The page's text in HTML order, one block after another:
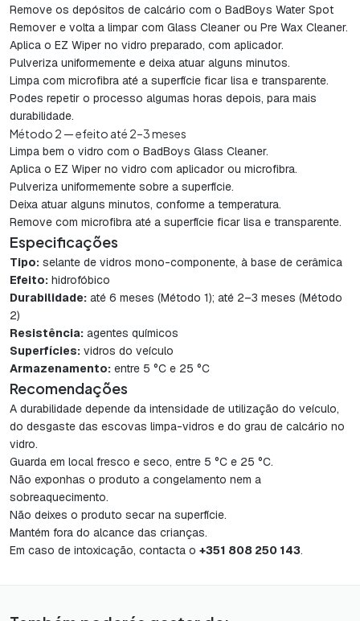
Remove os depósitos de calcário com o BadBoys Water Spot
Remover e volta a limpar com Glass Cleaner ou Pre Wax Cleaner.
Aplica o EZ Wiper no vidro preparado, com aplicador.
Pulveriza uniformemente e deixa atuar alguns minutos.
Limpa com microfibra até a superfície ficar lisa e transparente.
Podes repetir o processo algumas horas depois, para mais
durabilidade.
Método 2 — efeito até 2–3 meses
Limpa bem o vidro com o BadBoys Glass Cleaner.
Aplica o EZ Wiper no vidro com aplicador ou microfibra.
Pulveriza uniformemente sobre a superfície.
Deixa atuar alguns minutos, conforme a temperatura.
Remove com microfibra até a superfície ficar lisa e transparente.
Especificações
Tipo: selante de vidros mono-componente, à base de cerâmica
Efeito: hidrofóbico
Durabilidade: até 6 meses (Método 1); até 2–3 meses (Método
2)
Resistência: agentes químicos
Superfícies: vidros do veículo
Armazenamento: entre 5 °C e 25 °C
Recomendações
A durabilidade depende da intensidade de utilização do veículo,
do desgaste das escovas limpa-vidros e do grau de calcário no
vidro.
Guarda em local fresco e seco, entre 5 °C e 25 °C.
Não exponhas o produto a congelamento nem a
sobreaquecimento.
Não deixes o produto secar na superfície.
Mantém fora do alcance das crianças.
Em caso de intoxicação, contacta o +351 808 250 143.